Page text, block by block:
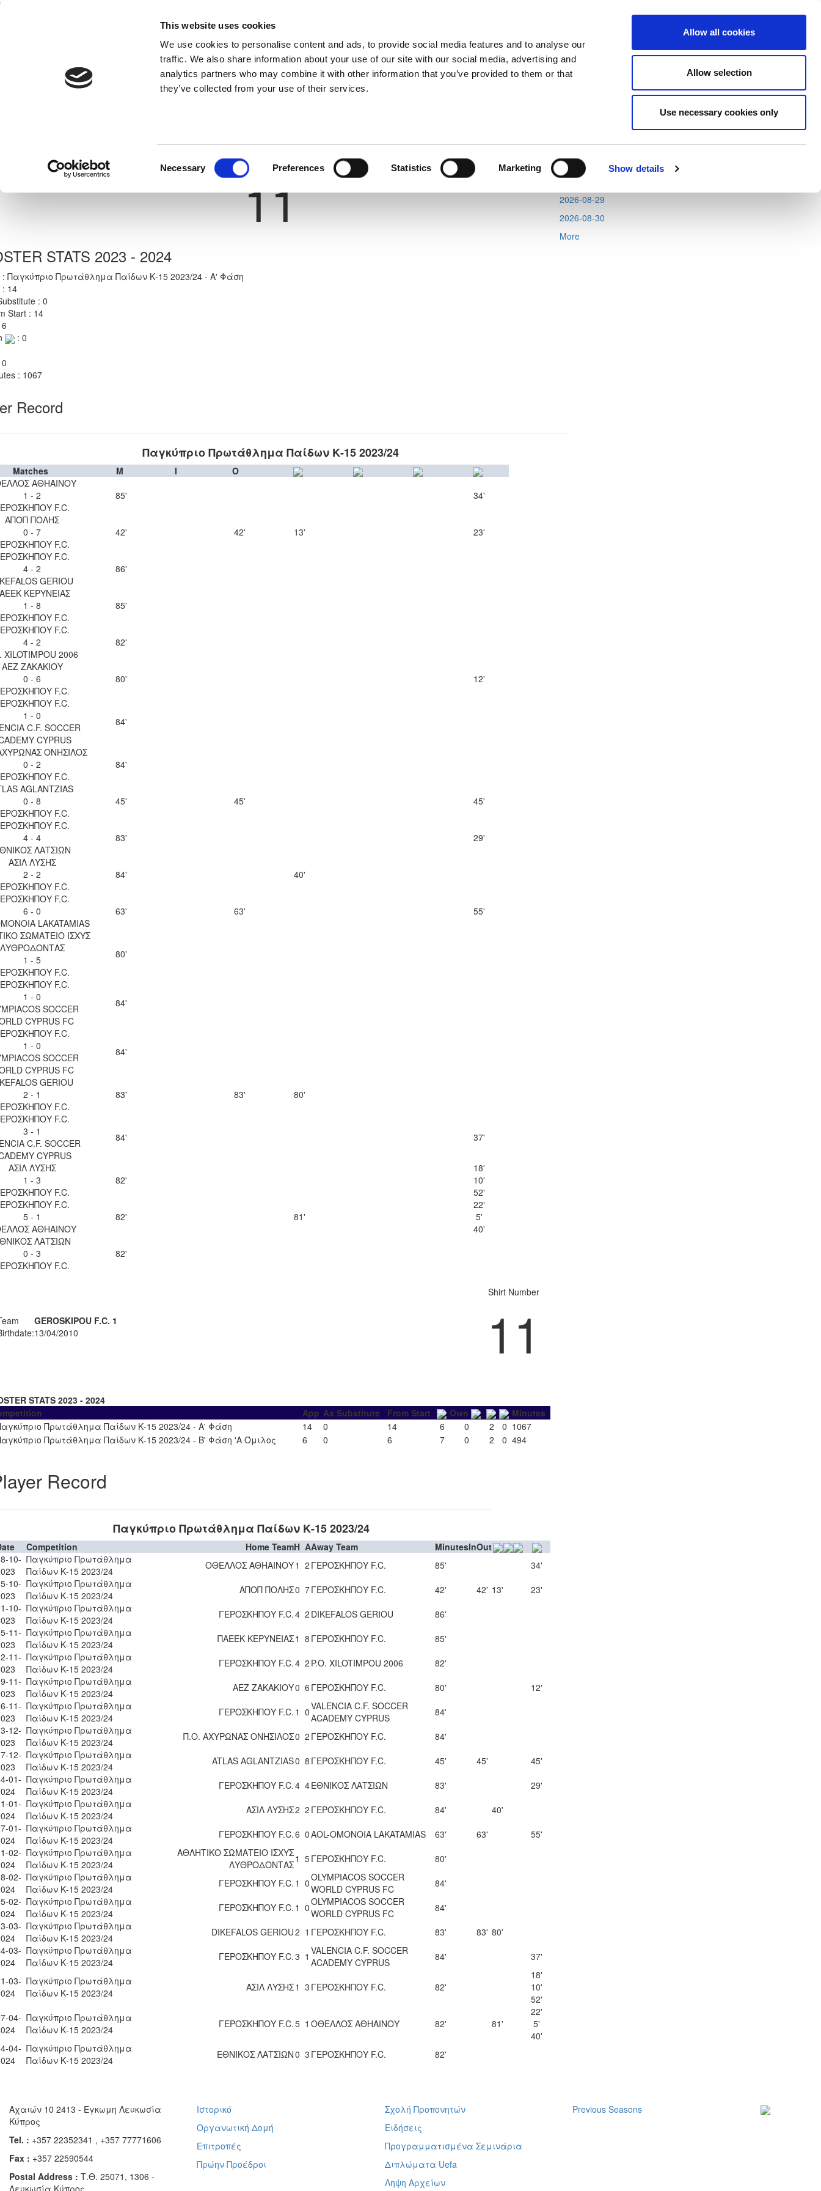
This website uses cookies
We use cookies to personalise content and ads, to provide social media features and to analyse our
traffic. We also share information about your use of our site with our social media, advertising and
analytics partners who may combine it with other information that you’ve provided to them or that
they’ve collected from your use of their services.
Necessary Preferences Statistics Marketing Show details
Allow all cookies
Allow selection
Use necessary cookies only
Competitions
Next
Shirt Number
11
STATS 2023 - 2024
: Παγκύπριο Πρωτάθλημα Παίδων Κ-15 2023/24 - Α' Φάση
: 14
: 0
Start : 14
: 0
: 1067
Record
Παγκύπριο Πρωτάθλημα Παίδων Κ-15 2023/24
Matches M I
O
ΑΘΗΑΙΝΟΥ
1 - 2
F.C.
85'
34'
ΑΠΟΠ ΠΟΛΗΣ
0 - 7
F.C.
42' 42' 13'
23'
F.C.
4 - 2
GERIOU
86'
ΚΕΡΥΝΕΙΑΣ
1 - 8
F.C.
85'
F.C.
4 - 2
XILOTIMPOU 2006
82'
ΑΕΖ ΖΑΚΑΚΙΟΥ
0 - 6
F.C.
80'
12'
F.C.
1 - 0
C.F. SOCCER
CYPRUS
84'
ΟΝΗΣΙΛΟΣ
0 - 2
F.C.
84'
AGLANTZIAS
0 - 8
F.C.
45' 45'
45'
F.C.
4 - 4
ΛΑΤΣΙΩΝ
83'
29'
ΑΣΙΛ ΛΥΣΗΣ
2 - 2
F.C.
84'
40'
F.C.
6 - 0
LAKATAMIAS
63' 63'
55'
ΣΩΜΑΤΕΙΟ ΙΣΧΥΣ
ΛΥΘΡΟΔΟΝΤΑΣ
1 - 5
F.C.
80'
F.C.
1 - 0
SOCCER
CYPRUS FC
84'
F.C.
1 - 0
SOCCER
CYPRUS FC
84'
GERIOU
2 - 1
F.C.
83' 83'
80'
F.C.
3 - 1
C.F. SOCCER
CYPRUS
84' 37'
ΑΣΙΛ ΛΥΣΗΣ
1 - 3
F.C.
82'
18'
10'
52'
F.C.
5 - 1
ΑΘΗΑΙΝΟΥ
82' 81'
22'
5'
40'
ΛΑΤΣΙΩΝ
0 - 3
F.C.
82'
GEROSKIPOU F.C. 1
13/04/2010
Shirt Number
11
STATS 2023 - 2024
App As Substitute From Start Own
Minutes
Πρωτάθλημα Παίδων Κ-15 2023/24 - Α' Φάση
14 0 14 6 0 2 0 1067
Πρωτάθλημα Παίδων Κ-15 2023/24 - Β' Φάση 'Α Όμιλος
6 0 6 7 0 2 0 494
Record
Παγκύπριο Πρωτάθλημα Παίδων Κ-15 2023/24
Competition Home TeamH AAway Team MinutesInOut
10- Παγκύπριο Πρωτάθλημα
Παίδων Κ-15 2023/24
ΟΘΕΛΛΟΣ ΑΘΗΑΙΝΟΥ1 2 ΓΕΡΟΣΚΗΠΟΥ F.C. 85'
34'
10- Παγκύπριο Πρωτάθλημα
Παίδων Κ-15 2023/24
ΑΠΟΠ ΠΟΛΗΣ0 7ΓΕΡΟΣΚΗΠΟΥ F.C. 42' 42' 13'
23'
10- Παγκύπριο Πρωτάθλημα
Παίδων Κ-15 2023/24
ΓΕΡΟΣΚΗΠΟΥ F.C.4 2 DIKEFALOS GERIOU
86'
11- Παγκύπριο Πρωτάθλημα
Παίδων Κ-15 2023/24
ΠΑΕΕΚ ΚΕΡΥΝΕΙΑΣ1 8 ΓΕΡΟΣΚΗΠΟΥ F.C.
85'
11- Παγκύπριο Πρωτάθλημα
Παίδων Κ-15 2023/24
ΓΕΡΟΣΚΗΠΟΥ F.C.4 2 P.O. XILOTIMPOU 2006
82'
11- Παγκύπριο Πρωτάθλημα
Παίδων Κ-15 2023/24
ΑΕΖ ΖΑΚΑΚΙΟΥ0 6 ΓΕΡΟΣΚΗΠΟΥ F.C. 80'
12'
11- Παγκύπριο Πρωτάθλημα
Παίδων Κ-15 2023/24
ΓΕΡΟΣΚΗΠΟΥ F.C. 1 0VALENCIA C.F. SOCCER
ACADEMY CYPRUS
84'
12- Παγκύπριο Πρωτάθλημα
Παίδων Κ-15 2023/24
Π.Ο. ΑΧΥΡΩΝΑΣ ΟΝΗΣΙΛΟΣ0 2 ΓΕΡΟΣΚΗΠΟΥ F.C.
84'
12- Παγκύπριο Πρωτάθλημα
Παίδων Κ-15 2023/24
ATLAS AGLANTZIAS0 8 ΓΕΡΟΣΚΗΠΟΥ F.C. 45' 45'
45'
01- Παγκύπριο Πρωτάθλημα
Παίδων Κ-15 2023/24
ΓΕΡΟΣΚΗΠΟΥ F.C.4 4ΕΘΝΙΚΟΣ ΛΑΤΣΙΩΝ 83'
29'
01- Παγκύπριο Πρωτάθλημα
Παίδων Κ-15 2023/24
ΑΣΙΛ ΛΥΣΗΣ2 2 ΓΕΡΟΣΚΗΠΟΥ F.C. 84'
40'
01- Παγκύπριο Πρωτάθλημα
Παίδων Κ-15 2023/24
ΓΕΡΟΣΚΗΠΟΥ F.C.6 0AOL-OMONOIA LAKATAMIAS 63' 63'
55'
02- Παγκύπριο Πρωτάθλημα
Παίδων Κ-15 2023/24
ΑΘΛΗΤΙΚΟ ΣΩΜΑΤΕΙΟ ΙΣΧΥΣ
ΛΥΘΡΟΔΟΝΤΑΣ1 5ΓΕΡΟΣΚΗΠΟΥ F.C.
80'
02- Παγκύπριο Πρωτάθλημα
Παίδων Κ-15 2023/24
ΓΕΡΟΣΚΗΠΟΥ F.C. 1 0OLYMPIACOS SOCCER
WORLD CYPRUS FC
84'
02- Παγκύπριο Πρωτάθλημα
Παίδων Κ-15 2023/24
ΓΕΡΟΣΚΗΠΟΥ F.C. 1 0OLYMPIACOS SOCCER
WORLD CYPRUS FC
84'
03- Παγκύπριο Πρωτάθλημα
Παίδων Κ-15 2023/24
DIKEFALOS GERIOU2 1 ΓΕΡΟΣΚΗΠΟΥ F.C. 83' 83' 80'
03- Παγκύπριο Πρωτάθλημα
Παίδων Κ-15 2023/24
ΓΕΡΟΣΚΗΠΟΥ F.C.3 1 VALENCIA C.F. SOCCER
ACADEMY CYPRUS
84'
37'
03- Παγκύπριο Πρωτάθλημα
Παίδων Κ-15 2023/24
ΑΣΙΛ ΛΥΣΗΣ1 3 ΓΕΡΟΣΚΗΠΟΥ F.C. 82'
18'
10'
52'
04- Παγκύπριο Πρωτάθλημα
Παίδων Κ-15 2023/24
ΓΕΡΟΣΚΗΠΟΥ F.C.5 1 ΟΘΕΛΛΟΣ ΑΘΗΑΙΝΟΥ 82' 81'
22'
5'
40'
04- Παγκύπριο Πρωτάθλημα
Παίδων Κ-15 2023/24
ΕΘΝΙΚΟΣ ΛΑΤΣΙΩΝ0 3 ΓΕΡΟΣΚΗΠΟΥ F.C. 82'
Tweets by CyprusFA
2026-08-11
2026-08-12
2026-08-13
2026-08-29
2026-08-30
More
Αχαιών 10 2413 - Έγκωμη Λευκωσία
Κύπρος
Tel. : +357 22352341 , +357 77771606
Fax : +357 22590544
Postal Address : Τ.Θ. 25071, 1306 -
Λευκωσία Κύπρος
Ιστορικό
Οργανωτική Δομή
Επιτροπές
Πρώην Προέδροι
Σχολή Προπονητών
Ειδήσεις
Προγραμματισμένα Σεμινάρια
Διπλώματα Uefa
Ληψη Αρχείων
Previous Seasons